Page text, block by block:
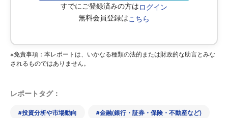
すでにご登録済みの方はログイン
無料会員登録はこちら
※免責事項：本レポートは、いかなる種類の法的または財政的な助言とみな
されるものではありません。
レポートタグ：
#投資分析や市場動向 #金融(銀行・証券・保険・不動産など)